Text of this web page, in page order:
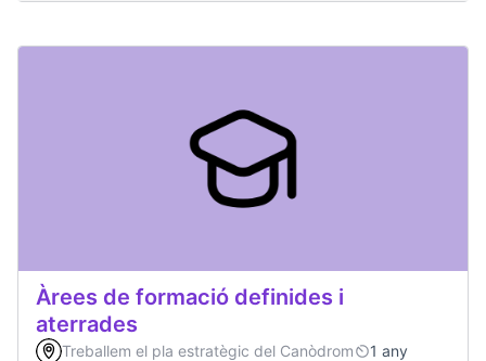
Àrees de formació definides i
aterrades
Treballem el pla estratègic del Canòdrom
1 any